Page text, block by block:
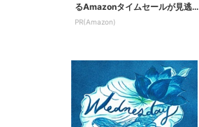
るAmazonタイムセールが見逃せ
ない
PR(Amazon)